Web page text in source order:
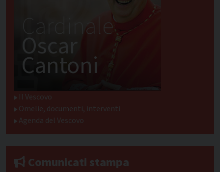
Cardinale
Oscar
Cantoni
Il Vescovo
Omelie, documenti, interventi
Agenda del Vescovo
Comunicati stampa